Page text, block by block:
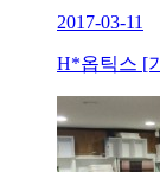
2017-03-11
H*옵틱스 [